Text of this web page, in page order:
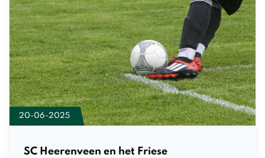
20-06-2025
SC Heerenveen en het Friese